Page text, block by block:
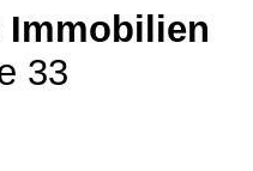
Immobilien
33